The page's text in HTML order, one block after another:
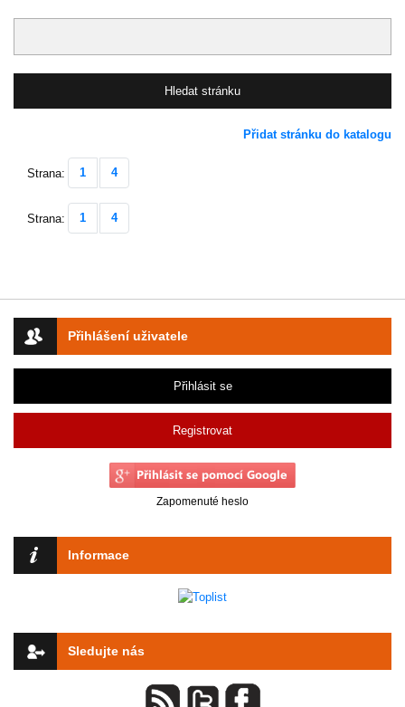
Přihlášení uživatele
Přihlásit se
Registrovat
Zapomenuté heslo
Informace
Sledujte nás
Přidat stránku do katalogu
Strana: 1 4
Strana: 1 4